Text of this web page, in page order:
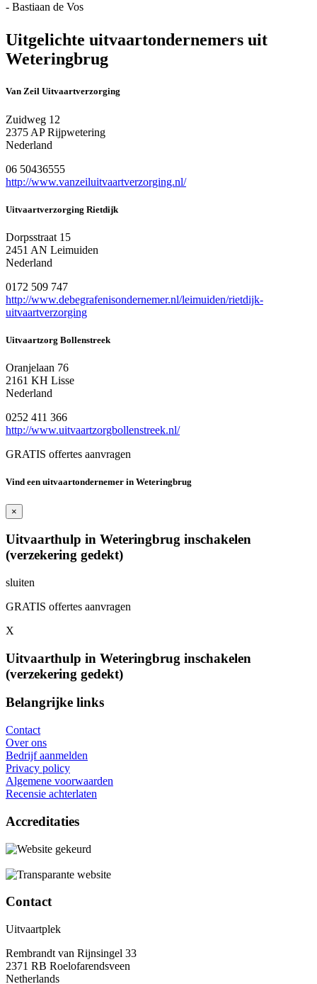
- Bastiaan de Vos
Uitgelichte uitvaartondernemers uit
Weteringbrug
Van Zeil Uitvaartverzorging
Zuidweg 12
2375 AP Rijpwetering
Nederland
06 50436555
http://www.vanzeiluitvaartverzorging.nl/
Uitvaartverzorging Rietdijk
Dorpsstraat 15
2451 AN Leimuiden
Nederland
0172 509 747
http://www.debegrafenisondernemer.nl/leimuiden/rietdijk-
uitvaartverzorging
Uitvaartzorg Bollenstreek
Oranjelaan 76
2161 KH Lisse
Nederland
0252 411 366
http://www.uitvaartzorgbollenstreek.nl/
GRATIS offertes aanvragen
Vind een uitvaartondernemer in Weteringbrug
×
Uitvaarthulp in Weteringbrug inschakelen
(verzekering gedekt)
sluiten
GRATIS offertes aanvragen
X
Uitvaarthulp in Weteringbrug inschakelen
(verzekering gedekt)
Belangrijke links
Contact
Over ons
Bedrijf aanmelden
Privacy policy
Algemene voorwaarden
Recensie achterlaten
Accreditaties
Contact
Uitvaartplek
Rembrandt van Rijnsingel 33
2371 RB Roelofarendsveen
Netherlands